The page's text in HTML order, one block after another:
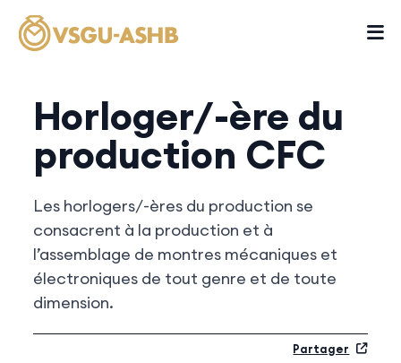
Horloger/-ère du
production CFC
Les horlogers/-ères du production se
consacrent à la production et à
l’assemblage de montres mécaniques et
électroniques de tout genre et de toute
dimension.
Partager